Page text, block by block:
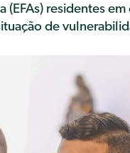
(EFAs) residentes
de